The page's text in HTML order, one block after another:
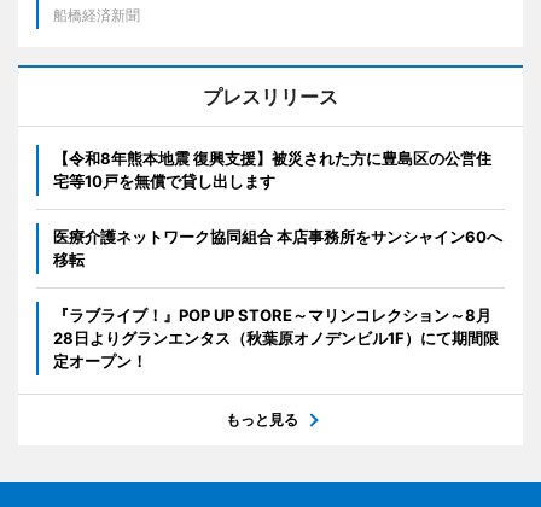
船橋経済新聞
プレスリリース
【令和8年熊本地震 復興支援】被災された方に豊島区の公営住
宅等10戸を無償で貸し出します
医療介護ネットワーク協同組合 本店事務所をサンシャイン60へ
移転
『ラブライブ！』POP UP STORE～マリンコレクション～8月
28日よりグランエンタス（秋葉原オノデンビル1F）にて期間限
定オープン！
もっと見る